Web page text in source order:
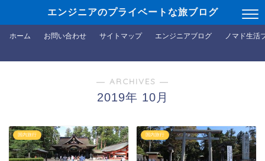
エンジニアのプライベートな旅ブログ
ホーム お問い合わせ サイトマップ エンジニアブログ ノマド生活
― ARCHIVES ―
2019年 10月
国内旅行 国内旅行